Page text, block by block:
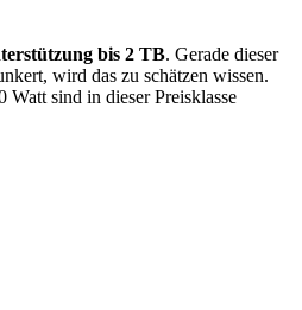
bis 2 TB. Gerade dieser
wird das zu schätzen wissen.
Watt sind in dieser Preisklasse